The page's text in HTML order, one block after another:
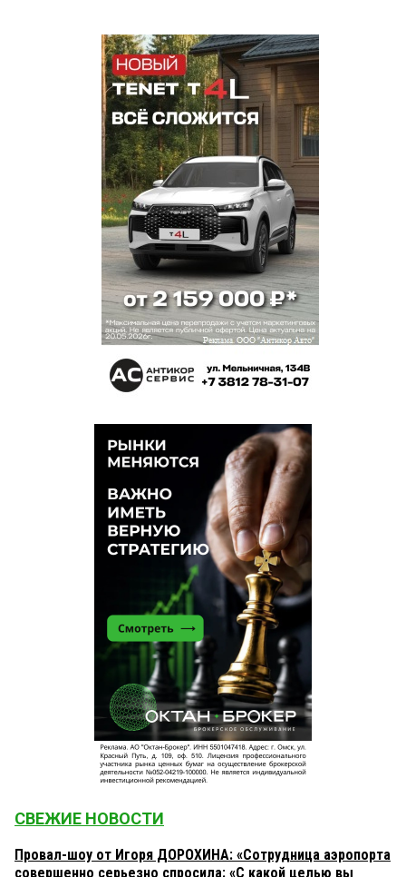
СВЕЖИЕ НОВОСТИ
Провал-шоу от Игоря ДОРОХИНА: «Сотрудница аэропорта
совершенно серьезно спросила: «С какой целью вы